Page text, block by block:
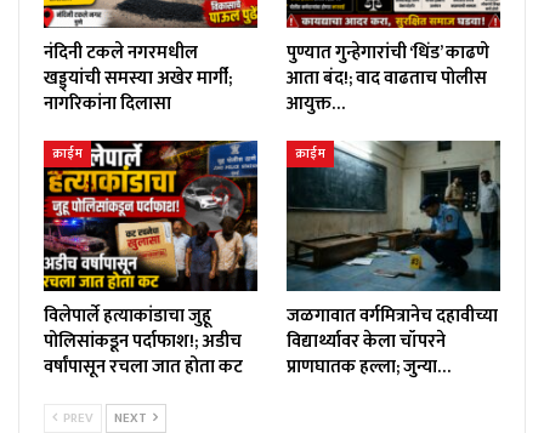
नंदिनी टकले नगरमधील
खड्ड्यांची समस्या अखेर मार्गी;
नागरिकांना दिलासा
पुण्यात गुन्हेगारांची ‘धिंड’ काढणे
आता बंद!; वाद वाढताच पोलीस
आयुक्त…
क्राईम
विलेपार्ले हत्याकांडाचा जुहू
पोलिसांकडून पर्दाफाश!; अडीच
वर्षांपासून रचला जात होता कट
क्राईम
जळगावात वर्गमित्रानेच दहावीच्या
विद्यार्थ्यावर केला चॉपरने
प्राणघातक हल्ला; जुन्या…
PREV NEXT